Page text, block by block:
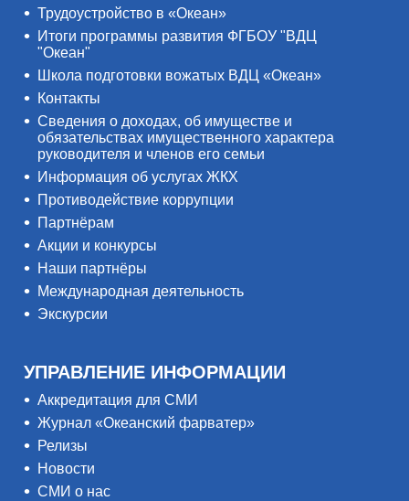
Трудоустройство в «Океан»
Итоги программы развития ФГБОУ "ВДЦ
"Океан"
Школа подготовки вожатых ВДЦ «Океан»
Контакты
Сведения о доходах, об имуществе и
обязательствах имущественного характера
руководителя и членов его семьи
Информация об услугах ЖКХ
Противодействие коррупции
Партнёрам
Акции и конкурсы
Наши партнёры
Международная деятельность
Экскурсии
УПРАВЛЕНИЕ ИНФОРМАЦИИ
Аккредитация для СМИ
Журнал «Океанский фарватер»
Релизы
Новости
СМИ о нас